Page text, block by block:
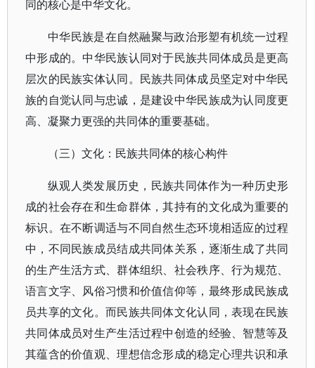
同的核心是中华文化。
中华民族是在自然融聚与政治形塑有机统一过程
中形成的。中华民族认同对于民族共同体成员是更高
层次的民族实体认同。民族共同体成员坚定对中华民
族的自觉认同与忠诚，是建设中华民族成为认同度更
高、凝聚力更强的共同体的重要基础。
（三）文化：民族共同体的核心构件
纵观人类发展历史，民族共同体作为一种历史形
成的社会存在和生命群体，其持有的文化成为重要的
标识。 在不断调适与不同自然生态环境相适应的过程
中，不同民族成员结成共同体关系，逐渐生成了共同
的生产生活方式、群体组织、社会秩序、行为规范、
语言文字、风俗习惯和价值信仰等，最终形成民族成
员共享的文化。而民族共同体文化认同，表现在民族
共同体成员对生产生活过程中创造的经验、智慧等及
其蕴含的价值观、理想信念形成的稳定心理共识和承